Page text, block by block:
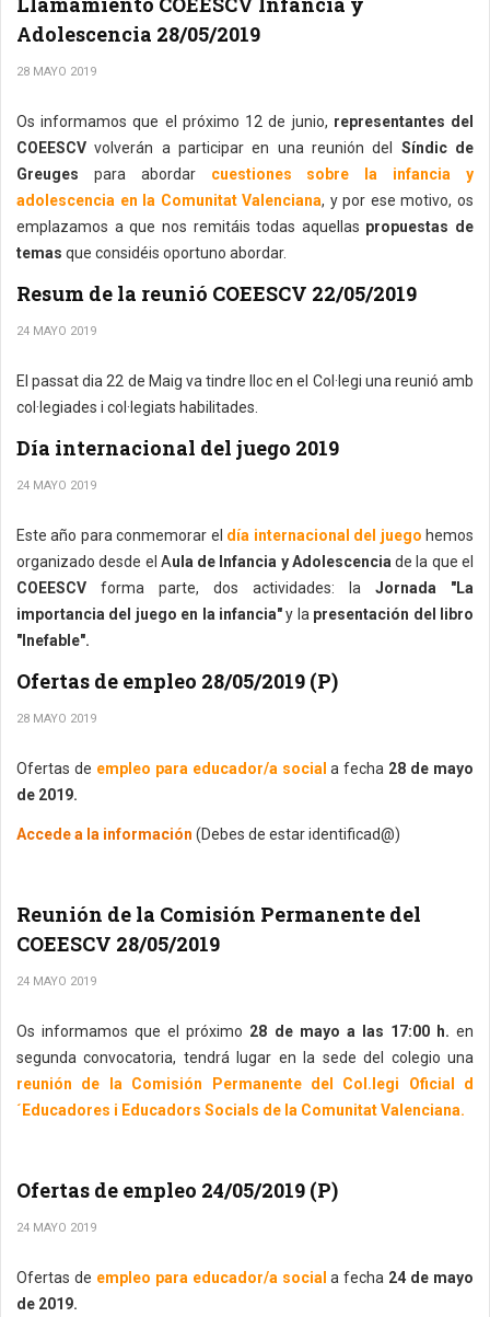
Adolescencia 28/05/2019
28 MAYO 2019
Os informamos que el próximo 12 de junio, representantes del
COEESCV volverán a participar en una reunión del Síndic de
Greuges para abordarcuestiones sobre la infancia y
adolescencia en la Comunitat Valenciana, y por ese motivo, os
emplazamos a que nos remitáis todas aquellas propuestas de
temas que considéis oportuno abordar.
Resum de la reunió COEESCV 22/05/2019
24 MAYO 2019
El passat dia 22 de Maig va tindre lloc en el Col·legi una reunió amb
col·legiades i col·legiats habilitades.
Día internacional del juego 2019
24 MAYO 2019
Este año para conmemorar el día internacional del juego hemos
organizado desde el Aula de Infancia y Adolescencia de la que el
COEESCV forma parte, dos actividades: la Jornada "La
importancia del juego en la infancia"y la presentación del libro
"Inefable".
Ofertas de empleo 28/05/2019 (P)
28 MAYO 2019
Ofertas de empleo para educador/a social a fecha 28 de mayo
de 2019.
Accede a la información (Debes de estar identificad@)
Reunión de la Comisión Permanente del
COEESCV 28/05/2019
24 MAYO 2019
Os informamos que el próximo 28 de mayo a las 17:00 h.en
segunda convocatoria, tendrá lugar en la sede del colegio una
reunión de la Comisión Permanente del Col.legi Oficial d
´Educadores i Educadors Socials de la Comunitat Valenciana.
Ofertas de empleo 24/05/2019 (P)
24 MAYO 2019
Ofertas de empleo para educador/a social a fecha 24 de mayo
de 2019.